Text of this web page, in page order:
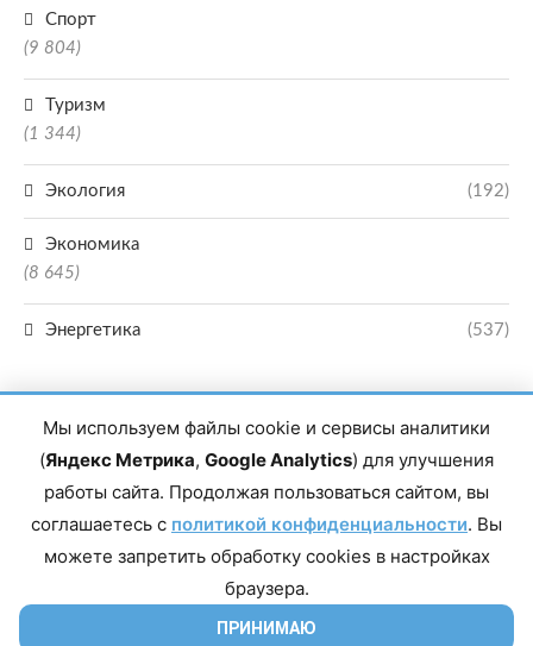
Спорт
(9 804)
Туризм
(1 344)
Экология (192)
Экономика
(8 645)
Энергетика (537)
Главный редактор сетевого издания Магомаев Тимур Нухович. Контакты
редакции: 8(988)-292-94-34 Почта: vestiskfo@gmail.com По вопросам
Дагестан, г. Махачкала, пр-т Насрутдинова, д. 1а. Все права защищены.
Копирование и использование полных материалов запрещено, частичное
цитирование возможно только при условии гиперссылки на сайт mirmol.ru.
Мы используем файлы cookie и сервисы аналитики
(Яндекс Метрика, Google Analytics) для улучшения
работы сайта. Продолжая пользоваться сайтом, вы
соглашаетесь с политикой конфиденциальности. Вы
можете запретить обработку cookies в настройках
браузера.
ПРИНИМАЮ